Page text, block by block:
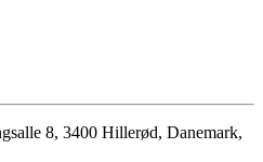
8, 3400 Hillerød, Danemark,